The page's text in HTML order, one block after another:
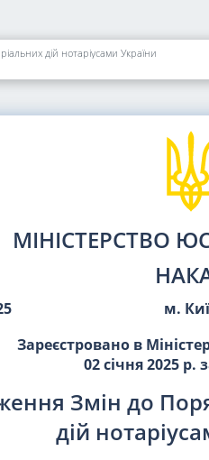
дій нотаріусами України
МІНІСТЕРСТВО
м.
Зареєстровано в
02 січня 2025 р.
Змін до
дій